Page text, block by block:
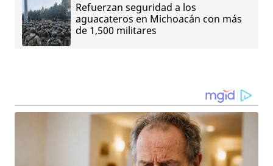
Refuerzan seguridad a los
aguacateros en Michoacán con más
de 1,500 militares